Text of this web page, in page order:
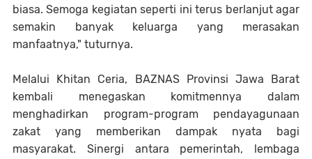
biasa. Semoga kegiatan seperti ini terus berlanjut agar
semakin banyak keluarga yang merasakan
manfaatnya," tuturnya.
Melalui Khitan Ceria, BAZNAS Provinsi Jawa Barat
kembali menegaskan komitmennya dalam
menghadirkan program-program pendayagunaan
zakat yang memberikan dampak nyata bagi
masyarakat. Sinergi antara pemerintah, lembaga